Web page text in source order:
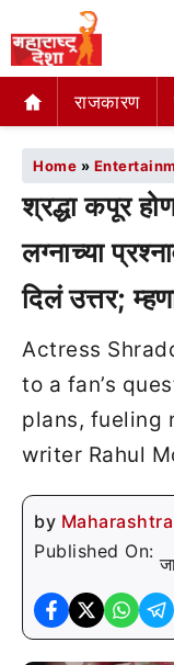
राजकारण
Home »
श्रद्धा कपूर
लग्नाच्या
दिलं उत्तर;
Actress
to a fan’s
plans, fueling
writer Rahul
by
Published On: